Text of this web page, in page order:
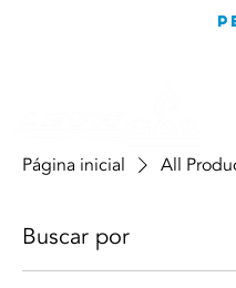
Página inicial All
Buscar por